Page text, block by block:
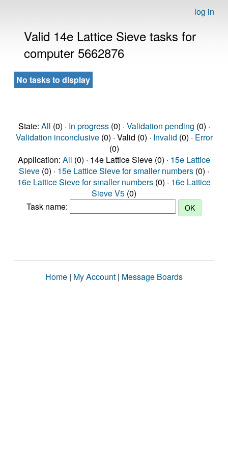
log in
Valid 14e Lattice Sieve tasks for
computer 5662876
No tasks to display
State: All (0) · In progress(0) · Validation pending (0) ·
Validation inconclusive(0) · Valid (0) · Invalid (0) · Error
(0)
Application: All (0) · 14e Lattice Sieve (0) · 15e Lattice
Sieve (0) · 15e Lattice Sieve for smaller numbers (0) ·
16e Lattice Sieve for smaller numbers (0) · 16e Lattice
Sieve V5 (0)
Task name:
Home | My Account | Message Boards